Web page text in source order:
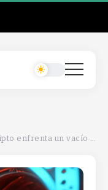
de $1 billón que requiere un nuevo marco regulatorio.